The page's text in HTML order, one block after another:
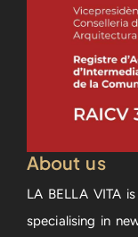
About us
LA BELLA VITA
specialising in